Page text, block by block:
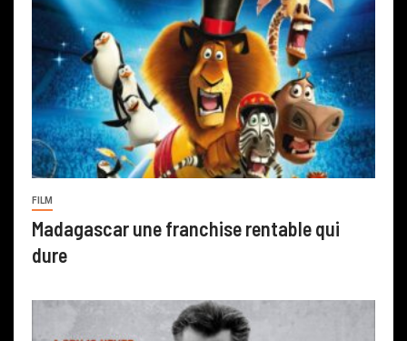
FILM
Madagascar une franchise rentable qui
dure